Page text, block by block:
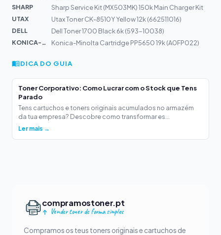
SHARP
Sharp Service Kit (MX503MK) 150k Main Charger Kit
UTAX
Utax Toner CK-8510Y Yellow 12k (662511016)
DELL
Dell Toner 1700 Black 6k (593-10038)
KONICA-MIN...
Konica-Minolta Cartridge PP5650 19k (A0FP022)
DICA DO GUIA
Toner Corporativo: Como Lucrar com o Stock que Tens
Parado
Tens cartuchos e toners originais acumulados no armazém
da tua empresa? Descobre como transformar es...
Ler mais →
compramostoner.pt
Vender toner de forma simples
Compramos os teus toners originais e cartuchos de